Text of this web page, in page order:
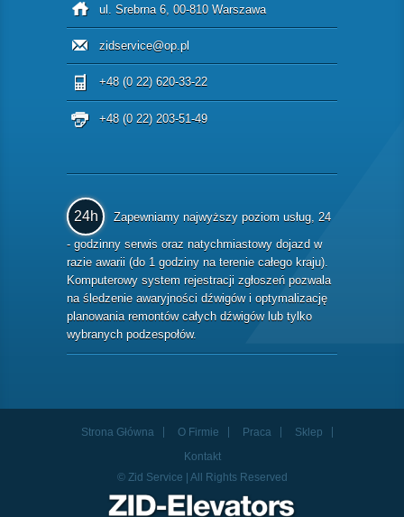
ul. Srebrna 6, 00-810 Warszawa
zidservice@op.pl
+48 (0 22) 620-33-22
+48 (0 22) 203-51-49
24h
Zapewniamy najwyższy poziom usług, 24
- godzinny serwis oraz natychmiastowy dojazd w
razie awarii (do 1 godziny na terenie całego kraju).
Komputerowy system rejestracji zgłoszeń pozwala
na śledzenie awaryjności dźwigów i optymalizację
planowania remontów całych dźwigów lub tylko
wybranych podzespołów.
Strona Główna O Firmie Praca
Sklep
Kontakt
© Zid Service | All Rights Reserved